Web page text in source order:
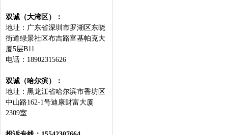
双诚（大湾区）：
地址：广东省深圳市罗湖区东晓
街道绿景社区布吉路富基帕克大
厦5层B11
电话：18902315626
双诚（哈尔滨）：
地址：黑龙江省哈尔滨市⾹坊区
中⼭路162-1号迪康财富⼤厦
2309室